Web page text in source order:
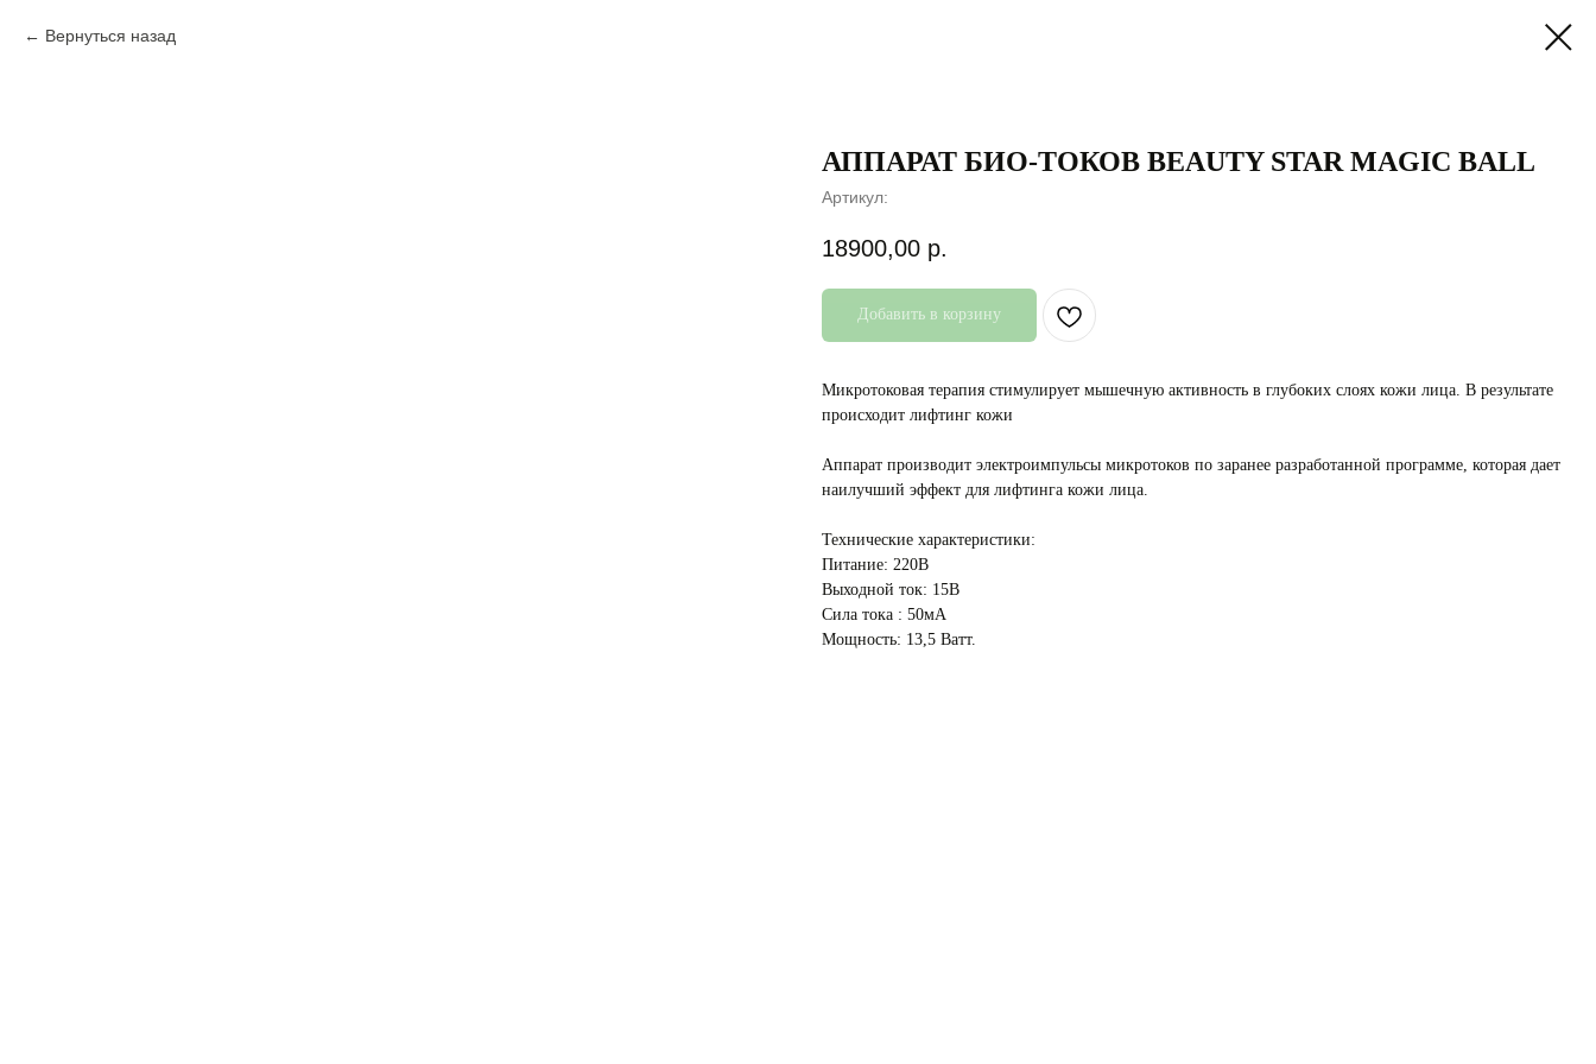
Вернуться назад
АППАРАТ БИО-ТОКОВ BEAUTY STAR MAGIC BALL
Артикул:
18900,00 р.
Добавить в корзину
Микротоковая терапия стимулирует мышечную активность в глубоких слоях кожи лица. В результате
происходит лифтинг кожи
Аппарат производит электроимпульсы микротоков по заранее разработанной программе, которая дает
наилучший эффект для лифтинга кожи лица.
Технические характеристики:
Питание: 220В
Выходной ток: 15В
Сила тока : 50мА
Мощность: 13,5 Ватт.